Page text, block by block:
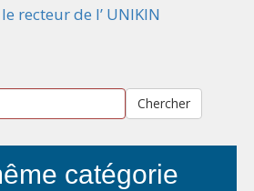
recteur de l’ UNIKIN
Chercher
catégorie